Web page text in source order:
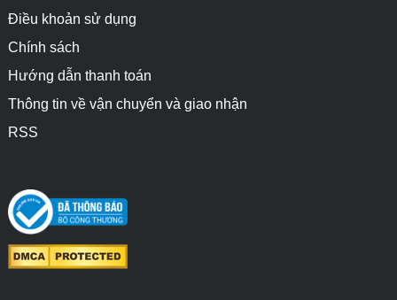
Điều khoản sử dụng
Chính sách
Hướng dẫn thanh toán
Thông tin về vận chuyển và giao nhận
RSS